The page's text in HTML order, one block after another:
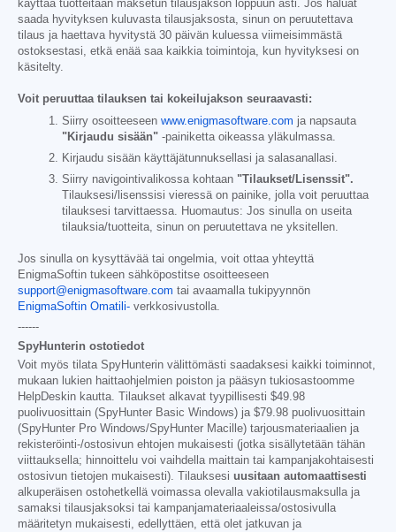
käyttää tuotteitaan maksetun tilausjakson loppuun asti. Jos haluat
saada hyvityksen kuluvasta tilausjaksosta, sinun on peruutettava
tilaus ja haettava hyvitystä 30 päivän kuluessa viimeisimmästä
ostoksestasi, etkä enää saa kaikkia toimintoja, kun hyvityksesi on
käsitelty.
Voit peruuttaa tilauksen tai kokeilujakson seuraavasti:
Siirry osoitteeseen www.enigmasoftware.com ja napsauta
"Kirjaudu sisään" -painiketta oikeassa yläkulmassa.
Kirjaudu sisään käyttäjätunnuksellasi ja salasanallasi.
Siirry navigointivalikossa kohtaan "Tilaukset/Lisenssit".
Tilauksesi/lisenssisi vieressä on painike, jolla voit peruuttaa
tilauksesi tarvittaessa. Huomautus: Jos sinulla on useita
tilauksia/tuotteita, sinun on peruutettava ne yksitellen.
Jos sinulla on kysyttävää tai ongelmia, voit ottaa yhteyttä
EnigmaSoftin tukeen sähköpostitse osoitteeseen
support@enigmasoftware.com tai avaamalla tukipyynnön
EnigmaSoftin Omatili- verkkosivustolla.
------
SpyHunterin ostotiedot
Voit myös tilata SpyHunterin välittömästi saadaksesi kaikki toiminnot,
mukaan lukien haittaohjelmien poiston ja pääsyn tukiosastoomme
HelpDeskin kautta. Tilaukset alkavat tyypillisesti $49.98
puolivuosittain (SpyHunter Basic Windows) ja $79.98 puolivuosittain
(SpyHunter Pro Windows/SpyHunter Macille) tarjousmateriaalien ja
rekisteröinti-/ostosivun ehtojen mukaisesti (jotka sisällytetään tähän
viittauksella; hinnoittelu voi vaihdella maittain tai kampanjakohtaisesti
ostosivun tietojen mukaisesti). Tilauksesi uusitaan automaattisesti
alkuperäisen ostohetkellä voimassa olevalla vakiotilausmaksulla ja
samaksi tilausjaksoksi tai kampanjamateriaaleissa/ostosivulla
määritetyn mukaisesti, edellyttäen, että olet jatkuvan ja